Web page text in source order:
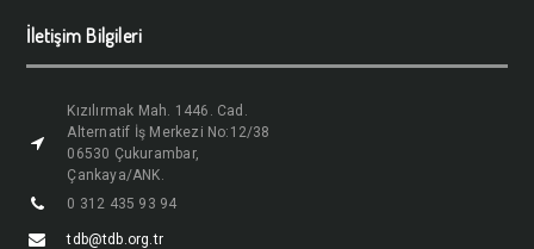
İletişim Bilgileri
Kızılırmak Mah. 1446. Cad.
Alternatif İş Merkezi No:12/38
06530 Çukurambar,
Çankaya/ANK.
0 312 435 93 94
tdb@tdb.org.tr